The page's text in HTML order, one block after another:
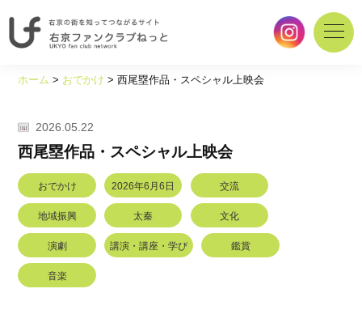
を
知
っ
て
な
が
る
サ
イ
ホーム > おでかけ >西尾塁作品・スペシャル上映会
2026.05.22
西尾塁作品・スペシャル上映会
おでかけ 2026年6月6日 交流
地域振興 太秦 文化
演劇 講演・講座・学び 鑑賞
音楽